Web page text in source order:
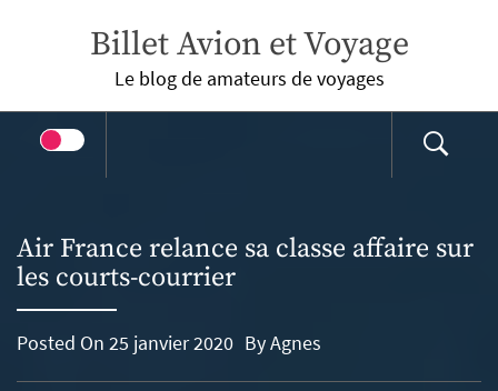
Billet Avion et Voyage
Le blog de amateurs de voyages
Air France relance sa classe affaire sur
les courts-courrier
Posted On 25 janvier 2020 ByAgnes